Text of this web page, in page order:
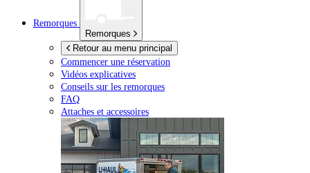
Remorques
Remorques
Retour au menu principal
Commencer une réservation
Vidéos explicatives
Conseils sur les remorques
FAQ
Attaches et accessoires